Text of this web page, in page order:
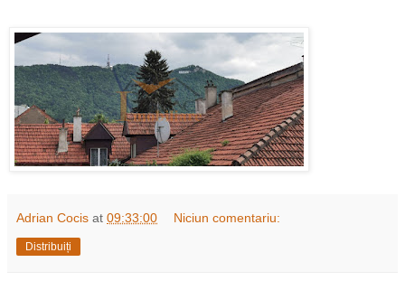
Adrian Cocis at 09:33:00 Niciun comentariu:
Distribuiți